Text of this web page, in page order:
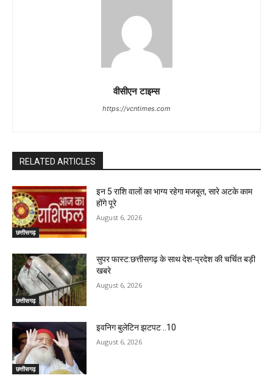
वीसीएन टाइम्स
https://vcntimes.com
RELATED ARTICLES
छत्तीसगढ़
इन 5 राशि वालों का भाग्य रहेगा मजबूत, सारे अटके काम
होंगे पूरे
August 6, 2026
छत्तीसगढ़
सुपर फास्ट:छत्तीसगढ़ के साथ देश-प्रदेश की चर्चित बड़ी
खबरे
August 6, 2026
छत्तीसगढ़
इवनिग बुलेटिन झटपट ..10
August 6, 2026